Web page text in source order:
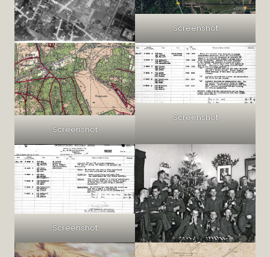
Screenshot
Screenshot
Screenshot
Screenshot